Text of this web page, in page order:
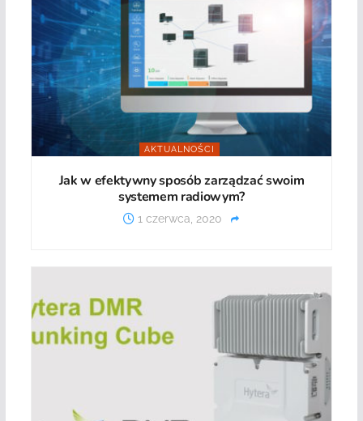
AKTUALNOŚCI
Jak w efektywny sposób zarządzać swoim
systemem radiowym?
1 czerwca, 2020